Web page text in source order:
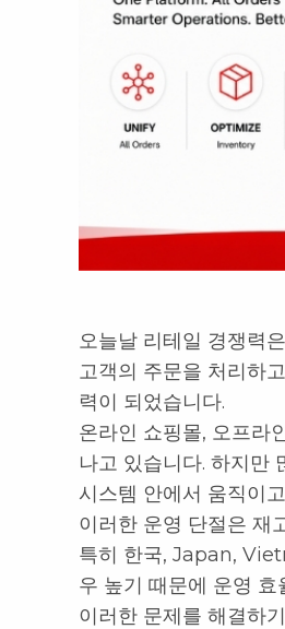
오늘날 리테일 경쟁력
고객의 주문을 처리하
력이 되었습니다.
온라인 쇼핑몰, 오프라
나고 있습니다. 하지만
시스템 안에서 움직이
이러한 운영 단절은 재
특히 한국, Japan,
우 높기 때문에 운영
이러한 문제를 해결하